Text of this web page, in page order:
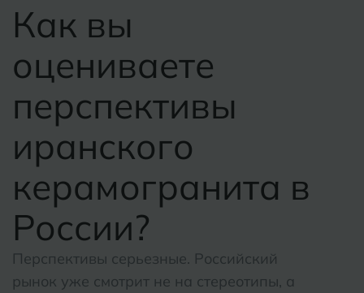
Как вы
оцениваете
перспективы
иранского
керамогранита в
России?
Перспективы серьезные. Российский
рынок уже смотрит не на стереотипы, а